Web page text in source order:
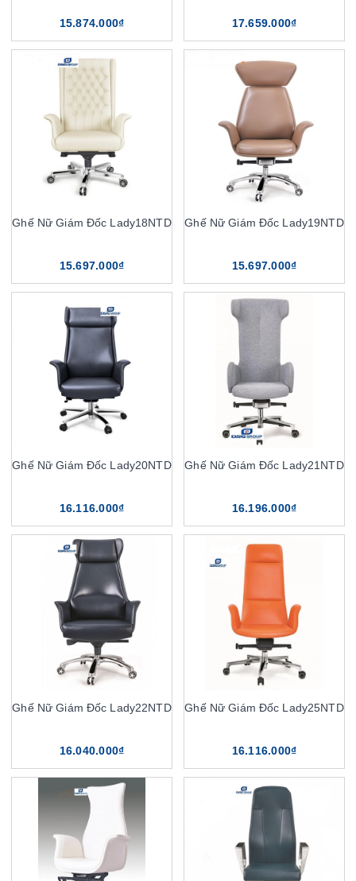
15.874.000₫ 17.659.000₫
Ghế Nữ Giám Đốc Lady18NTD
15.697.000₫
Ghế Nữ Giám Đốc Lady19NTD
15.697.000₫
Ghế Nữ Giám Đốc Lady20NTD
16.116.000₫
Ghế Nữ Giám Đốc Lady21NTD
16.196.000₫
Ghế Nữ Giám Đốc Lady22NTD
16.040.000₫
Ghế Nữ Giám Đốc Lady25NTD
16.116.000₫